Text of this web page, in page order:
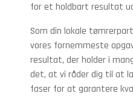
for et holdbart resultat
Som din lokale
vores fornemmeste
resultat, der holder i
det, at vi råder dig til at
faser for at garantere